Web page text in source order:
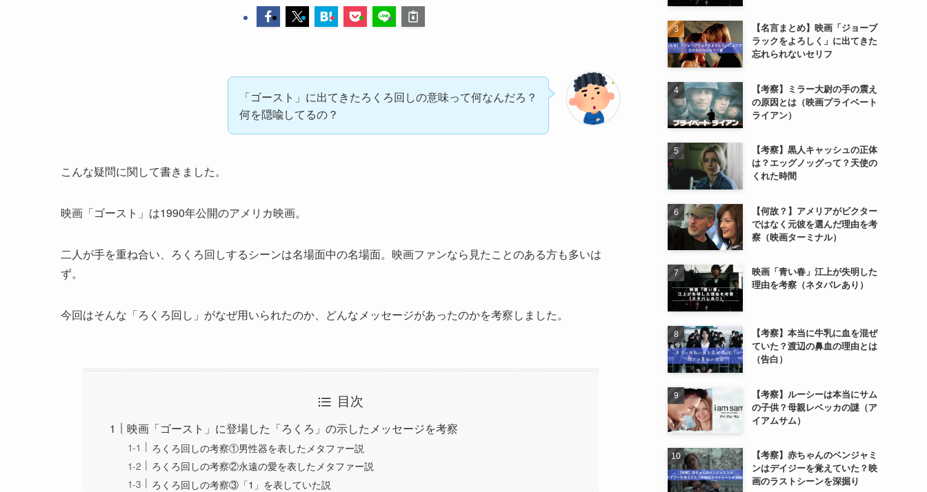
「ゴースト」に出てきたろくろ回しの意味って何なんだろ？
何を隠喩してるの？
こんな疑問に関して書きました。
映画「ゴースト」は1990年公開のアメリカ映画。
二人が手を重ね合い、ろくろ回しするシーンは名場面中の名場面。映画ファンなら見たことのある方も多いは
ず。
今回はそんな「ろくろ回し」がなぜ用いられたのか、どんなメッセージがあったのかを考察しました。
目次
映画「ゴースト」に登場した「ろくろ」の示したメッセージを考察
ろくろ回しの考察①男性器を表したメタファー説
ろくろ回しの考察②永遠の愛を表したメタファー説
ろくろ回しの考察③「1」を表していた説
【名言まとめ】映画「ジョーブ
ラックをよろしく」に出てきた
忘れられないセリフ
【考察】ミラー大尉の手の震え
の原因とは（映画プライベート
ライアン）
【考察】黒人キャッシュの正体
は？エッグノッグって？天使の
くれた時間
【何故？】アメリアがビクター
ではなく元彼を選んだ理由を考
察（映画ターミナル）
映画「青い春」江上が失明した
理由を考察（ネタバレあり）
【考察】本当に牛乳に血を混ぜ
ていた？渡辺の鼻血の理由とは
（告白）
【考察】ルーシーは本当にサム
の子供？母親レベッカの謎（ア
イアムサム）
【考察】赤ちゃんのベンジャミ
ンはデイジーを覚えていた？映
画のラストシーンを深掘り